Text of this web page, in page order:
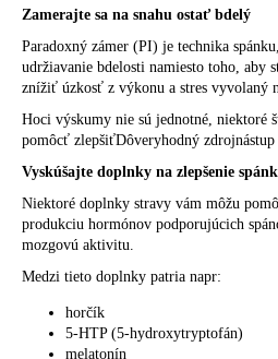
Zamerajte sa na snahu ostať bdelý
Paradoxný zámer (PI) je technika
udržiavanie bdelosti namiesto toho, aby
znížiť úzkosť z výkonu a stres vyvolaný
Hoci výskumy nie sú jednotné, niektoré
pomôcť zlepšiťDôveryhodný zdroj
Vyskúšajte doplnky na zlepšenie
Niektoré doplnky stravy vám môžu
produkciu hormónov podporujúcich
mozgovú aktivitu.
Medzi tieto doplnky patria napr:
horčík
5-HTP (5-hydroxytryptofán)
melatonín